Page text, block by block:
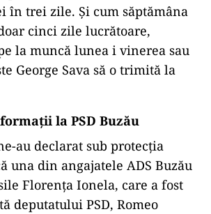
în trei zile. Și cum săptămâna
cinci zile lucrătoare,
la muncă lunea i vinerea sau
George Sava să o trimită la
la PSD Buzău
au declarat sub protecția
una din angajatele ADS Buzău
Florența Ionela, care a fost
deputatului PSD, Romeo